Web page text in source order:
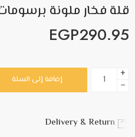
قلة فخار ملونة
EGP290.95
+
−
إضافة إلى السلة